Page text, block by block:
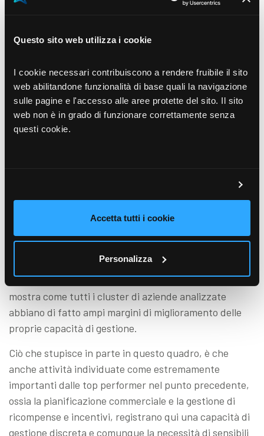
Questo sito web utilizza i cookie
I cookie necessari contribuiscono a rendere fruibile il sito
web abilitandone funzionalità di base quali la navigazione
sulle pagine e l'accesso alle aree protette del sito. Il sito
web non è in grado di funzionare correttamente senza
questi cookie.
Accetta tutti i cookie
Personalizza
Come è logico aspettarsi, esiste una stretta
3 anni e la capacità di gestione, su tutti i processi
analizzati: risultati di vendita mediocri si
accompagnano sempre a capacità di gestione
altrettanto mediocri.
sempre a capacità di gestione altrettanto
mediocri.
In aggiunta, un elemento che emerge chiaramente è il
livello a cui si attestano i valori medi complessivi che
mostra come tutti i cluster di aziende analizzate
abbiano di fatto ampi margini di miglioramento delle
proprie capacità di gestione.
Ciò che stupisce in parte in questo quadro, è che
anche attività individuate come estremamente
importanti dalle top performer nel punto precedente,
ossia la pianificazione commerciale e la gestione di
ricompense e incentivi, registrano qui una capacità di
gestione discreta e comunque la necessità di sensibili